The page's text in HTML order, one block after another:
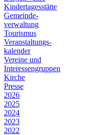
Kindertagesstätte
Gemeinde-
verwaltung
Tourismus
Veranstaltungs-
kalender
Vereine und
Interessen­gruppen
Kirche
Presse
2026
2025
2024
2023
2022